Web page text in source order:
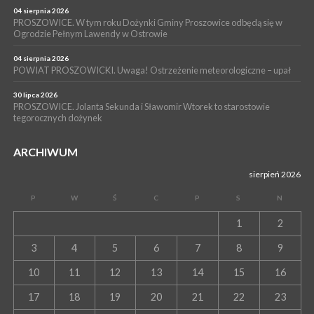
WYDARZENIA
13 lipca 2026
Szpitalu im. Ojca Rafała z Proszowic już działa
04 sierpnia 2026
PROSZOWICE. W tym roku Dożynki Gminy Proszowice odbędą się w
Ogrodzie Pełnym Lawendy w Ostrowie
04 sierpnia 2026
POWIAT PROSZOWICKI. Uwaga! Ostrzeżenie meteorologiczne – upał
30 lipca 2026
PROSZOWICE. Jolanta Sekunda i Sławomir Wtorek to starostowie
tegorocznych dożynek
ARCHIWUM
sierpień 2026
P W Ś C P S N
1 2
3 4 5 6 7 8 9
10 11 12 13 14 15 16
17 18 19 20 21 22 23